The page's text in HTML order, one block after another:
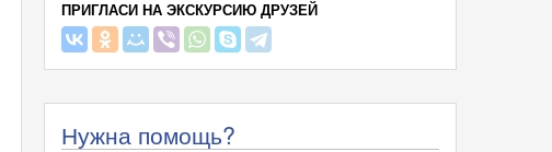
ПРИГЛАСИ НА ЭКСКУРСИЮ ДРУЗЕЙ
Нужна помощь?